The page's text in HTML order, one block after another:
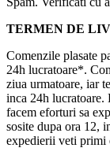
TERMEN DE
Comenzile plasate
24h lucratoare*.
ziua urmatoare, iar
inca 24h lucratoare.
facem eforturi sa
sosite dupa ora 12,
expedierii veti primi